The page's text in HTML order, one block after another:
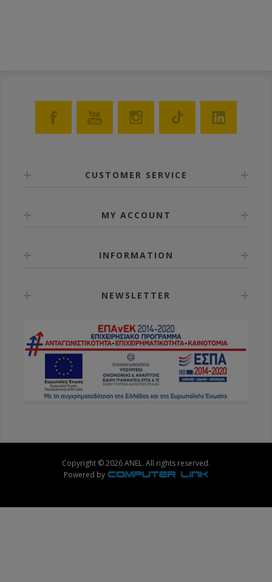
CUSTOMER SERVICE
MY ACCOUNT
INFORMATION
NEWSLETTER
Copyright © 2026 ANEL. All rights reserved.
Powered by